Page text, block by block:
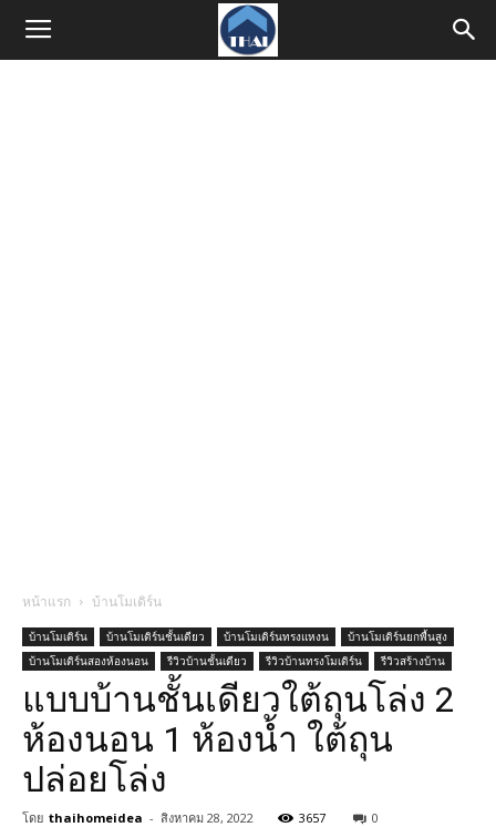
หน้าแรก บ้านโมเดิร์น
บ้านโมเดิร์น บ้านโมเดิร์นชั้นเดียว บ้านโมเดิร์นทรงแหงน
บ้านโมเดิร์นยกพื้นสูง
บ้านโมเดิร์นสองห้องนอน
รีวิวบ้านชั้นเดียว รีวิวบ้านทรงโมเดิร์น รีวิวสร้างบ้าน
แบบบ้านชั้นเดียวใต้ถุนโล่ง 2
ห้องนอน 1 ห้องน้ำ ใต้ถุน
ปล่อยโล่ง
โดย thaihomeidea - สิงหาคม 28, 2022 3657 0